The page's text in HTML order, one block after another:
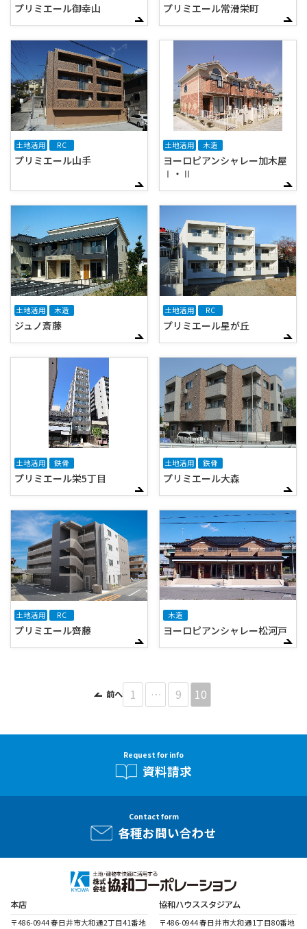
プリミエール御幸山 プリミエール常滑栄町
土地活用 RC
プリミエール山手
土地活用 木造
ヨーロピアンシャレー加木屋
Ⅰ・Ⅱ
土地活用 木造
ジュノ斎藤
土地活用 RC
プリミエール星が丘
土地活用 鉄骨
プリミエール栄5丁目
土地活用 鉄骨
プリミエール大森
土地活用 RC
プリミエール齊藤
木造
ヨーロピアンシャレー松河戸
前へ 1 … 9 10
Request for info
資料請求
Contact form
各種お問い合わせ
本店
〒486-0944 春日井市大和通2丁目41番地
協和ハウススタジアム
〒486-0944 春日井市大和通1丁目80番地